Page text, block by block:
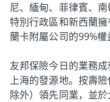
尼、緬甸、菲律賓、
特別行政區和新西蘭
蘭卡附屬公司的99%權
友邦保險今日的業務
上海的發源地。按壽
除外）領先同業，並